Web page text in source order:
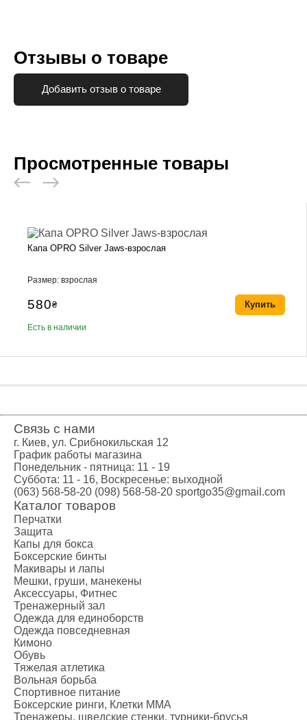
Отзывы о товаре
Добавить отзыв о товаре
Просмотренные товары
Капа OPRO Silver Jaws-взрослая
Размер: взрослая
580₴
Есть в наличии
Купить
Связь с нами
г. Киев, ул. Срибнокильская 12
График работы магазина
Понедельник - пятница: 11 - 19
Суббота: 11 - 16, Воскресенье: выходной
(063) 568-58-20 (098) 568-58-20 sportgo35@gmail.com
Каталог товаров
Перчатки
Защита
Капы для бокса
Боксерские бинты
Макивары и лапы
Мешки, груши, манекены
Аксессуары, Фитнес
Тренажерный зал
Одежда для единоборств
Одежда повседневная
Кимоно
Обувь
Тяжелая атлетика
Вольная борьба
Спортивное питание
Боксерские ринги, Клетки ММА
Тренажеры, шведские стенки, турники-брусья